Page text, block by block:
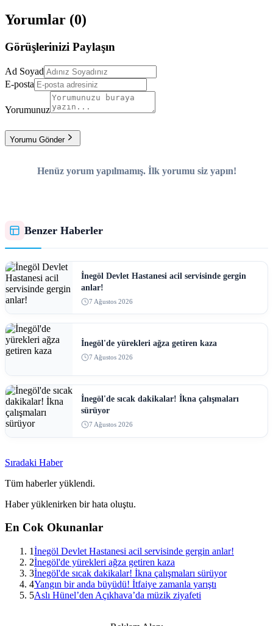
Yorumlar (0)
Görüşlerinizi Paylaşın
Ad Soyad
E-posta
Yorumunuz
Yorumu Gönder
Henüz yorum yapılmamış. İlk yorumu siz yapın!
Benzer Haberler
İnegöl Devlet Hastanesi acil servisinde gergin
anlar!
7 Ağustos 2026
İnegöl'de yürekleri ağza getiren kaza
7 Ağustos 2026
İnegöl'de sıcak dakikalar! İkna çalışmaları
sürüyor
7 Ağustos 2026
Sıradaki Haber
Tüm haberler yüklendi.
Haber yüklenirken bir hata oluştu.
En Cok Okunanlar
1İnegöl Devlet Hastanesi acil servisinde gergin anlar!
2İnegöl'de yürekleri ağza getiren kaza
3İnegöl'de sıcak dakikalar! İkna çalışmaları sürüyor
4Yangın bir anda büyüdü! İtfaiye zamanla yarıştı
5Aslı Hünel’den Açıkhava’da müzik ziyafeti